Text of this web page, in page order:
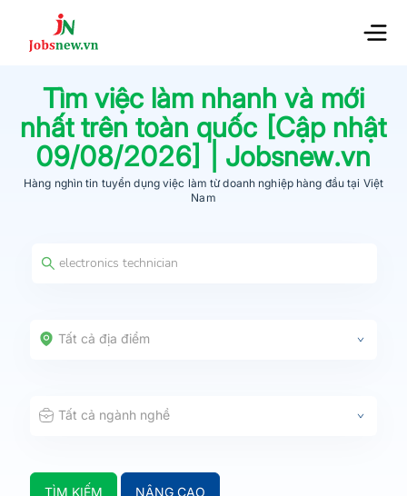
Tìm việc làm nhanh và mới
nhất trên toàn quốc [Cập nhật
09/08/2026] | Jobsnew.vn
Hàng nghìn tin tuyển dụng việc làm từdoanh nghiệp hàng đầu tại Việt
Nam
Tất cả địa điểm
Tất cả ngành nghề
TÌM KIẾM NÂNG CAO